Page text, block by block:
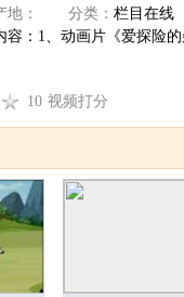
： 分类： 栏目在线
容：1、动画片《爱探险
10 视频打分